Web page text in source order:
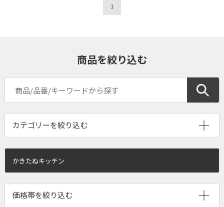
1
商品を絞り込む
かきたねキッチン